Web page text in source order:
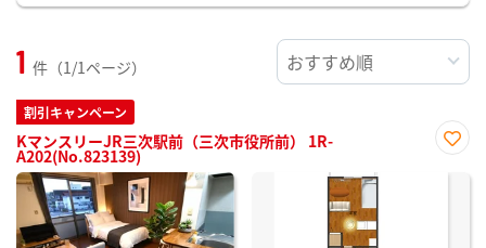
1 件（1/1ページ）
割引キャンペーン
KマンスリーJR三次駅前（三次市役所前） 1R-
A202(No.823139)
に入